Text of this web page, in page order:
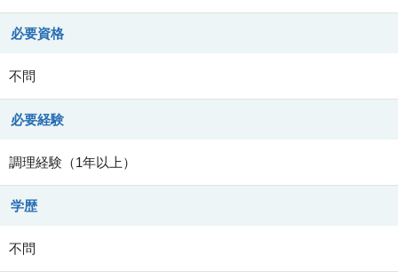
必要資格
不問
必要経験
調理経験（1年以上）
学歴
不問